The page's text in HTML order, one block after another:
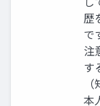
歴
で
注
す
本